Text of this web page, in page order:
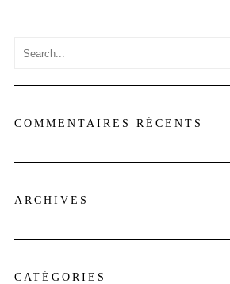
COMMENTAIRES RÉCENTS
ARCHIVES
CATÉGORIES